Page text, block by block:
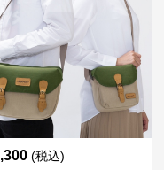
(税込)